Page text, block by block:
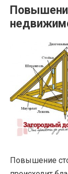
Повышение